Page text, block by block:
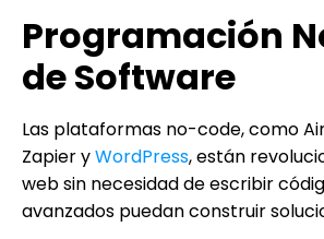
Programación
de Software
Las plataformas no-code, como
Zapier yWordPress, están
web sin necesidad de escribir
avanzados puedan construir